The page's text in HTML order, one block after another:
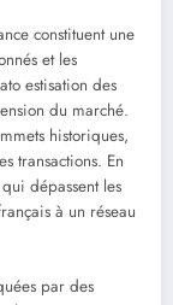
constituent une
et les
estisation des
du marché.
historiques,
transactions. En
dépassent les
à un réseau
par des